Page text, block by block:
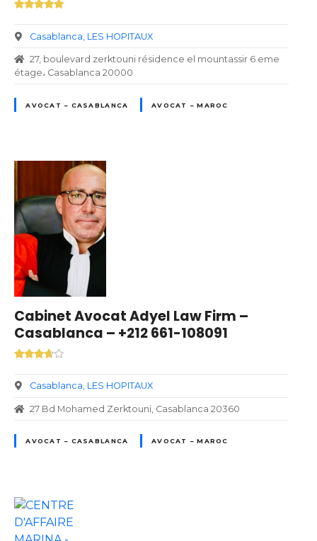
Casablanca LES HOPITAUX
27, boulevard zerktouni résidence el mountassir 6 eme
étage، Casablanca 20000
AVOCAT – CASABLANCA AVOCAT – MAROC
Cabinet Avocat Adyel Law Firm –
Casablanca – +212 661-108091
Casablanca LES HOPITAUX
27 Bd Mohamed Zerktouni, Casablanca 20360
AVOCAT – CASABLANCA AVOCAT – MAROC